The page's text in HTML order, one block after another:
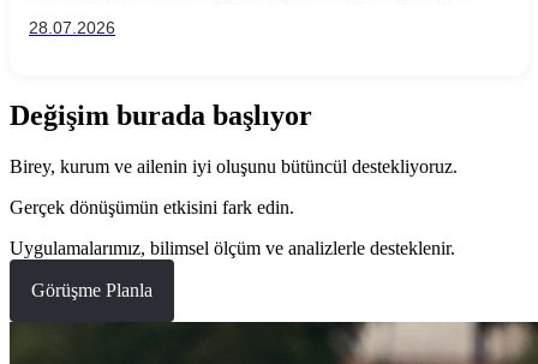
28.07.2026
Değişim burada başlıyor
Birey, kurum ve ailenin iyi oluşunu bütüncül destekliyoruz.
Gerçek dönüşümün etkisini fark edin.
Uygulamalarımız, bilimsel ölçüm ve analizlerle desteklenir.
Görüşme Planla